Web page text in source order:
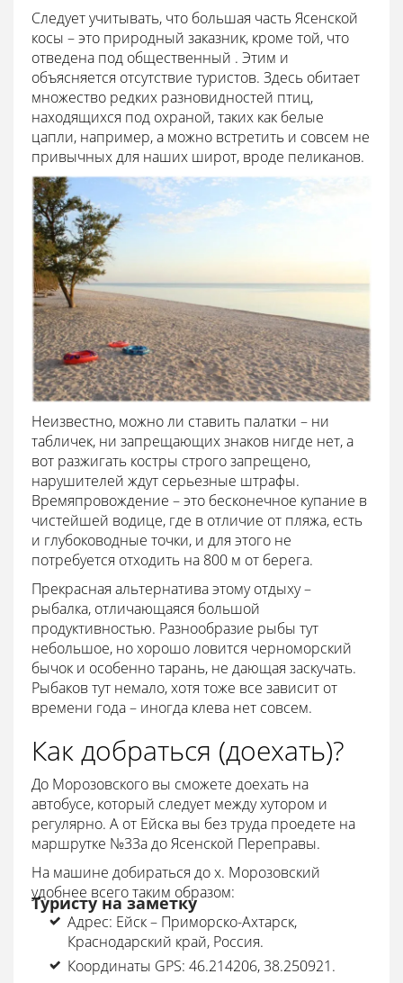
Следует учитывать, что большая часть Ясенской
косы – это природный заказник, кроме той, что
отведена под общественный . Этим и
объясняется отсутствие туристов. Здесь обитает
множество редких разновидностей птиц,
находящихся под охраной, таких как белые
цапли, например, а можно встретить и совсем не
привычных для наших широт, вроде пеликанов.
Неизвестно, можно ли ставить палатки – ни
табличек, ни запрещающих знаков нигде нет, а
вот разжигать костры строго запрещено,
нарушителей ждут серьезные штрафы.
Времяпровождение – это бесконечное купание в
чистейшей водице, где в отличие от пляжа, есть
и глубоководные точки, и для этого не
потребуется отходить на 800 м от берега.
Прекрасная альтернатива этому отдыху –
рыбалка, отличающаяся большой
продуктивностью. Разнообразие рыбы тут
небольшое, но хорошо ловится черноморский
бычок и особенно тарань, не дающая заскучать.
Рыбаков тут немало, хотя тоже все зависит от
времени года – иногда клева нет совсем.
Как добраться (доехать)?
До Морозовского вы сможете доехать на
автобусе, который следует между хутором и
регулярно. А от Ейска вы без труда проедете на
маршрутке №33а до Ясенской Переправы.
На машине добираться до х. Морозовский
удобнее всего таким образом:
Туристу на заметку
Адрес: Ейск – Приморско-Ахтарск,
Краснодарский край, Россия.
Координаты GPS: 46.214206, 38.250921.